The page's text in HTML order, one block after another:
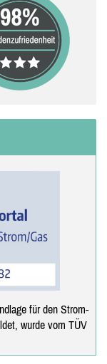
für den Strom-
wurde vom TÜV